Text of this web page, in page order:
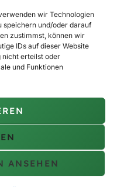
wir Technologien
speichern und/oder darauf
zustimmst, können wir
IDs auf dieser Website
nicht erteilst oder
und Funktionen
ANSEHEN